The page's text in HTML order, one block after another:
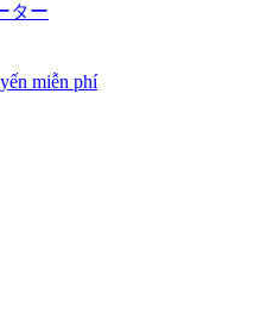
ター
miễn phí